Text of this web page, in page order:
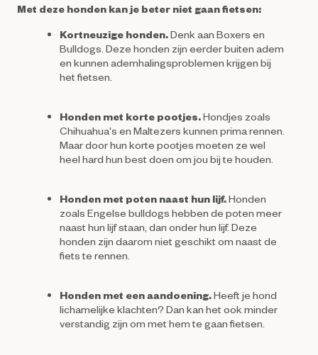
Met deze honden kan je beter niet gaan fietsen:
Kortneuzige honden.Denk aan Boxers en
Bulldogs. Deze honden zijn eerder buiten adem
en kunnen ademhalingsproblemen krijgen bij
het fietsen.
Honden met korte pootjes.Hondjes zoals
Chihuahua's en Maltezers kunnen prima rennen.
Maar door hun korte pootjes moeten ze wel
heel hard hun best doen om jou bij te houden.
Honden met poten naast hun lijf.Honden
zoals Engelse bulldogs hebben de poten meer
naast hun lijf staan, dan onder hun lijf. Deze
honden zijn daarom niet geschikt om naast de
fiets te rennen.
Honden met een aandoening.Heeft je hond
lichamelijke klachten? Dan kan het ook minder
verstandig zijn om met hem te gaan fietsen.